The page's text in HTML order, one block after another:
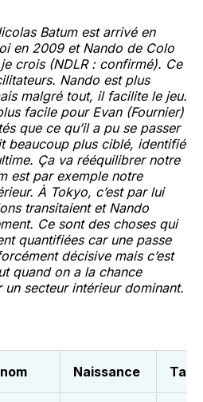
Batum est arrivé en
en 2009 et Nando de Colo
je crois (NDLR : confirmé). Ce
Nando est plus
malgré tout, il facilite le jeu.
facile pour Evan (Fournier)
que ce qu’il a pu se passer
beaucoup plus ciblé, identifié
Ça va rééquilibrer notre
est par exemple notre
À Tokyo, c’est par lui
transitaient et Nando
Ce sont des choses qui
quantifiées car une passe
décisive mais c’est
quand on a la chance
un secteur intérieur dominant.
Naissance Taille